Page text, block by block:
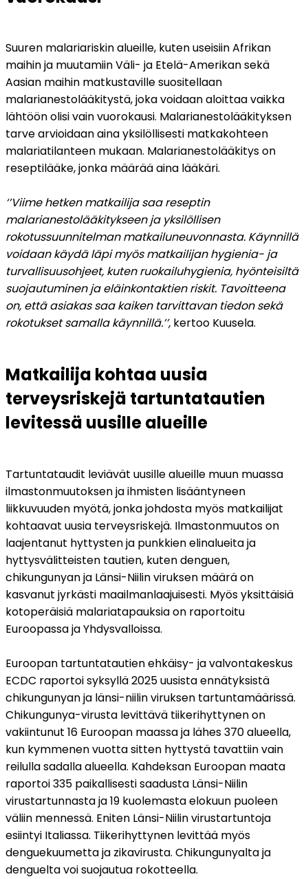
Suuren malariariskin alueille, kuten useisiin Afrikan
maihin ja muutamiin Väli- ja Etelä-Amerikan sekä
Aasian maihin matkustaville suositellaan
malarianestolääkitystä, joka voidaan aloittaa vaikka
lähtöön olisi vain vuorokausi. Malarianestolääkityksen
tarve arvioidaan aina yksilöllisesti matkakohteen
malariatilanteen mukaan. Malarianestolääkitys on
reseptilääke, jonka määrää aina lääkäri.
‘’Viime hetken matkailija saa reseptin
malarianestolääkitykseen ja yksilöllisen
rokotussuunnitelman matkailuneuvonnasta. Käynnillä
voidaan käydä läpi myös matkailijan hygienia- ja
turvallisuusohjeet, kuten ruokailuhygienia, hyönteisiltä
suojautuminen ja eläinkontaktien riskit. Tavoitteena
on, että asiakas saa kaiken tarvittavan tiedon sekä
rokotukset samalla käynnillä.’’, kertoo Kuusela.
Matkailija kohtaa uusia
terveysriskejä tartuntatautien
levitessä uusille alueille
Tartuntataudit leviävät uusille alueille muun muassa
ilmastonmuutoksen ja ihmisten lisääntyneen
liikkuvuuden myötä, jonka johdosta myös matkailijat
kohtaavat uusia terveysriskejä. Ilmastonmuutos on
laajentanut hyttysten ja punkkien elinalueita ja
hyttysvälitteisten tautien, kuten denguen,
chikungunyan ja Länsi-Niilin viruksen määrä on
kasvanut jyrkästi maailmanlaajuisesti. Myös yksittäisiä
kotoperäisiä malariatapauksia on raportoitu
Euroopassa ja Yhdysvalloissa.
Euroopan tartuntatautien ehkäisy- ja valvontakeskus
ECDC raportoi syksyllä 2025 uusista ennätyksistä
chikungunyan ja länsi-niilin viruksen tartuntamäärissä.
Chikungunya-virusta levittävä tiikerihyttynen on
vakiintunut 16 Euroopan maassa ja lähes 370 alueella,
kun kymmenen vuotta sitten hyttystä tavattiin vain
reilulla sadalla alueella. Kahdeksan Euroopan maata
raportoi 335 paikallisesti saadusta Länsi-Niilin
virustartunnasta ja 19 kuolemasta elokuun puoleen
väliin mennessä. Eniten Länsi-Niilin virustartuntoja
esiintyi Italiassa. Tiikerihyttynen levittää myös
denguekuumetta ja zikavirusta. Chikungunyalta ja
denguelta voi suojautua rokotteella.